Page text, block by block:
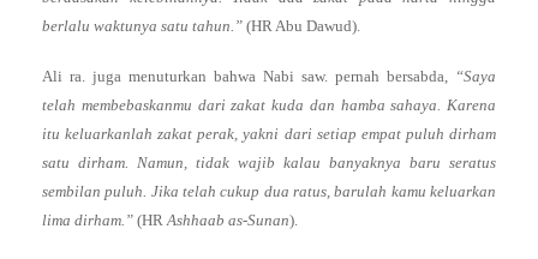
berlalu waktunya satu tahun.” (HR Abu Dawud).
Ali ra. juga menuturkan bahwa Nabi saw. pernah bersabda, “Saya
telah membebaskanmu dari zakat kuda dan hamba sahaya. Karena
itu keluarkanlah zakat perak, yakni dari setiap empat puluh dirham
satu dirham. Namun, tidak wajib kalau banyaknya baru seratus
sembilan puluh. Jika telah cukup dua ratus, barulah kamu keluarkan
lima dirham.” (HRAshhaab as-Sunan).